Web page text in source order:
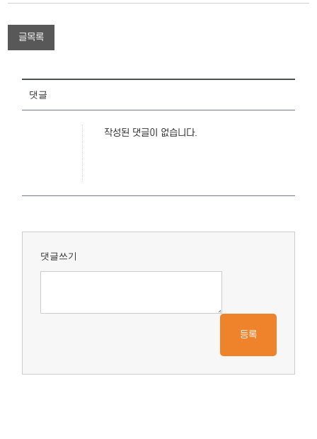
글목록
댓글
작성된 댓글이 없습니다.
댓글쓰기
등록